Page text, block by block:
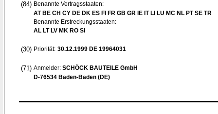
(84) Benannte Vertragsstaaten:
AT BE CH CY DE DK ES FI FR GB GR IE IT LI LU MC NL PT SE TR
Benannte Erstreckungsstaaten:
AL LT LV MK RO SI
(30) Priorität: 30.12.1999 DE 19964031
(71) Anmelder: SCHÖCK BAUTEILE GmbH
D-76534 Baden-Baden (DE)